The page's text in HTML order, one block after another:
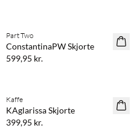
NYHED
Part Two
ConstantinaPW Skjorte
599,95 kr.
NYHED
Kaffe
KAglarissa Skjorte
399,95 kr.